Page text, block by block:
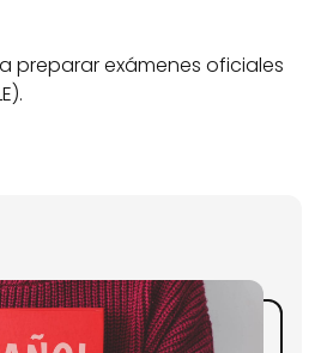
preparar exámenes oficiales